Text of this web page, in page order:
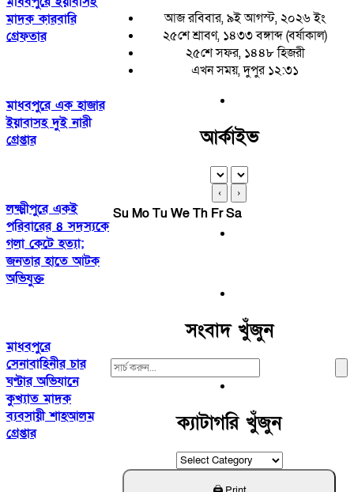
মাদক কারবারি
গ্রেফতার
মাধবপুরে এক হাজার
ইয়াবাসহ দুই নারী
গ্রেপ্তার
লক্ষ্মীপুরে একই
পরিবারের ৪ সদস্যকে
গলা কেটে হত্যা;
জনতার হাতে আটক
অভিযুক্ত
মাধবপুরে
সেনাবাহিনীর চার
ঘণ্টার অভিযানে
কুখ্যাত মাদক
ব্যবসায়ী শাহআলম
গ্রেপ্তার
আজ রবিবার, ৯ই আগস্ট, ২০২৬ ইং
২৫শে শ্রাবণ, ১৪৩৩ বঙ্গাব্দ (বর্ষাকাল)
২৫শে সফর, ১৪৪৮ হিজরী
এখন সময়, দুপুর ১২:৩১
আর্কাইভ
‹ ›
Su MoTu WeTh FrSa
সংবাদ খুঁজুন
Search
ক্যাটাগরি খুঁজুন
ক্যাটাগরি
খুঁজুন